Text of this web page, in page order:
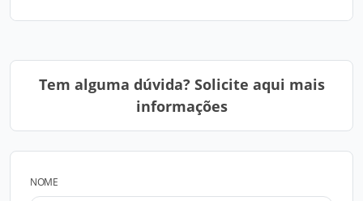
Tem alguma dúvida? Solicite aqui mais
informações
NOME